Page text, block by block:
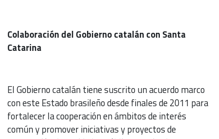
Colaboración del Gobierno catalán con Santa
Catarina
El Gobierno catalán tiene suscrito un acuerdo marco
con este Estado brasileño desde finales de 2011 para
fortalecer la cooperación en ámbitos de interés
común y promover iniciativas y proyectos de